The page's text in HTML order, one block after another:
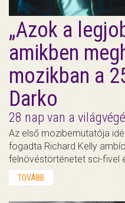
„Azok a
amikben
mozikban a
Darko
28 nap van a
Az első mozibemutatója
fogadta Richard Kelly
felnövéstörténetet sci-fivel
TOVÁBB